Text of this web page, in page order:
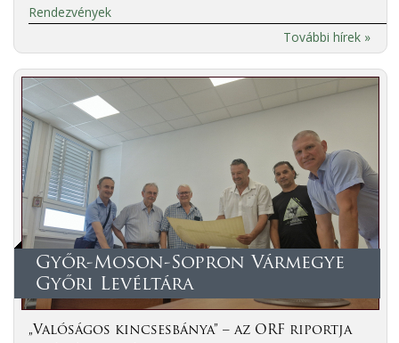
Rendezvények
További hírek »
Győr-Moson-Sopron Vármegye
Győri Levéltára
„Valóságos kincsesbánya” – az ORF riportja